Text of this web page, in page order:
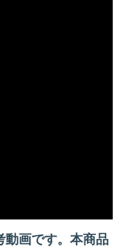
画です。本商品